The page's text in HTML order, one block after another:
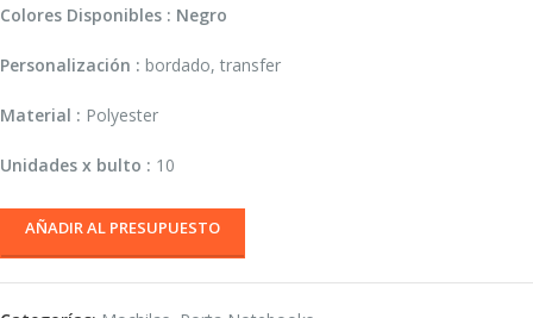
Colores Disponibles : Negro
Personalización : bordado, transfer
Material : Polyester
Unidades x bulto : 10
AÑADIR AL PRESUPUESTO